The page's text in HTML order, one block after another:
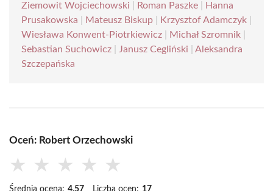
Ziemowit Wojciechowski
Roman Paszke
Hanna
Prusakowska
Mateusz Biskup Krzysztof Adamczyk
Wiesława Konwent-Piotrkiewicz
Michał Szromnik
Sebastian Suchowicz
Janusz Cegliński
Aleksandra
Szczepańska
Oceń: Robert Orzechowski
★ ★ ★ ★ ★
Średnia ocena: 4.57 Liczba ocen: 17